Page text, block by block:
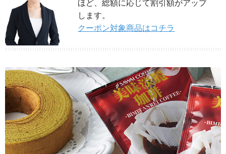
ほど、総額に応じて割引額がアップ
します。
クーポン対象商品はコチラ